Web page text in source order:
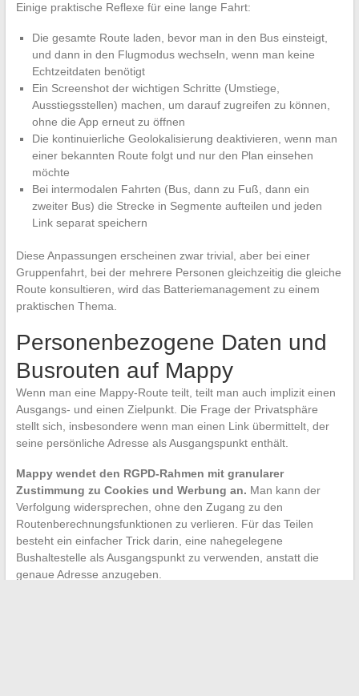
Einige praktische Reflexe für eine lange Fahrt:
Die gesamte Route laden, bevor man in den Bus einsteigt,
und dann in den Flugmodus wechseln, wenn man keine
Echtzeitdaten benötigt
Ein Screenshot der wichtigen Schritte (Umstiege,
Ausstiegsstellen) machen, um darauf zugreifen zu können,
ohne die App erneut zu öffnen
Die kontinuierliche Geolokalisierung deaktivieren, wenn man
einer bekannten Route folgt und nur den Plan einsehen
möchte
Bei intermodalen Fahrten (Bus, dann zu Fuß, dann ein
zweiter Bus) die Strecke in Segmente aufteilen und jeden
Link separat speichern
Diese Anpassungen erscheinen zwar trivial, aber bei einer
Gruppenfahrt, bei der mehrere Personen gleichzeitig die gleiche
Route konsultieren, wird das Batteriemanagement zu einem
praktischen Thema.
Personenbezogene Daten und
Busrouten auf Mappy
Wenn man eine Mappy-Route teilt, teilt man auch implizit einen
Ausgangs- und einen Zielpunkt. Die Frage der Privatsphäre
stellt sich, insbesondere wenn man einen Link übermittelt, der
seine persönliche Adresse als Ausgangspunkt enthält.
Mappy wendet den RGPD-Rahmen mit granularer
Zustimmung zu Cookies und Werbung an. Man kann der
Verfolgung widersprechen, ohne den Zugang zu den
Routenberechnungsfunktionen zu verlieren. Für das Teilen
besteht ein einfacher Trick darin, eine nahegelegene
Bushaltestelle als Ausgangspunkt zu verwenden, anstatt die
genaue Adresse anzugeben.